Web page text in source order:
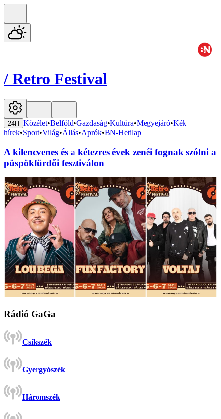
/ Retro Festival
24H Közélet•Belföld•Gazdaság•Kultúra•Megyejáró•Kék
hírek•Sport•Világ•Állás•Aprók•BN-Hetilap
A kilencvenes és a kétezres évek zenéi fognak szólni a
püspökfürdői fesztiválon
Rádió GaGa
Csíkszék
Gyergyószék
Háromszék